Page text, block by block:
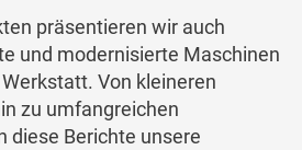
präsentieren wir auch
und modernisierte Maschinen
Von kleineren
zu umfangreichen
diese Berichte unsere